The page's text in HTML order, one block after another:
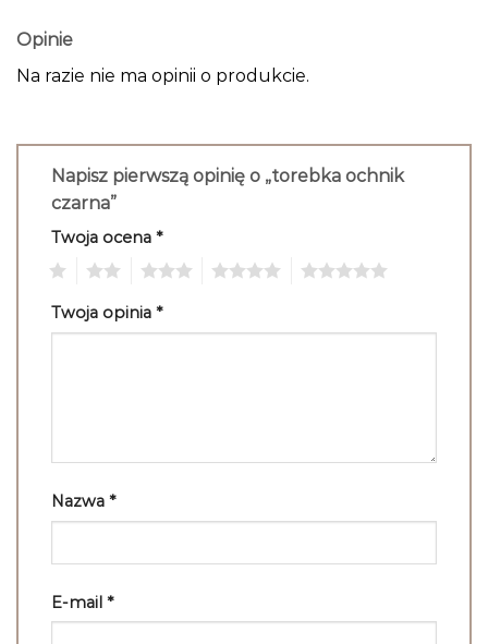
Opinie
Na razie nie ma opinii o produkcie.
Napisz pierwszą opinię o „torebka ochnik
czarna”
Twoja ocena *
Twoja opinia *
Nazwa *
E-mail *